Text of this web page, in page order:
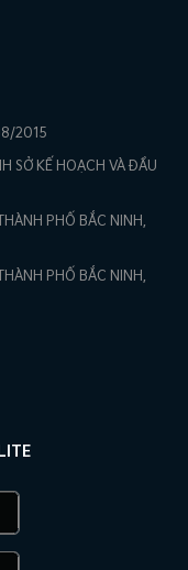
2015
SỞ KẾ HOẠCH VÀ ĐẦU
PHỐ BẮC NINH,
PHỐ BẮC NINH,